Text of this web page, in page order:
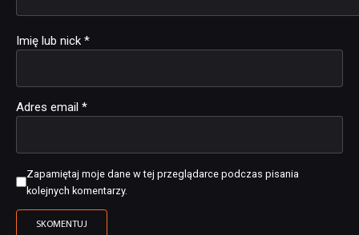
Imię lub nick *
Adres email *
Zapamiętaj moje dane w tej przeglądarce podczas pisania
kolejnych komentarzy.